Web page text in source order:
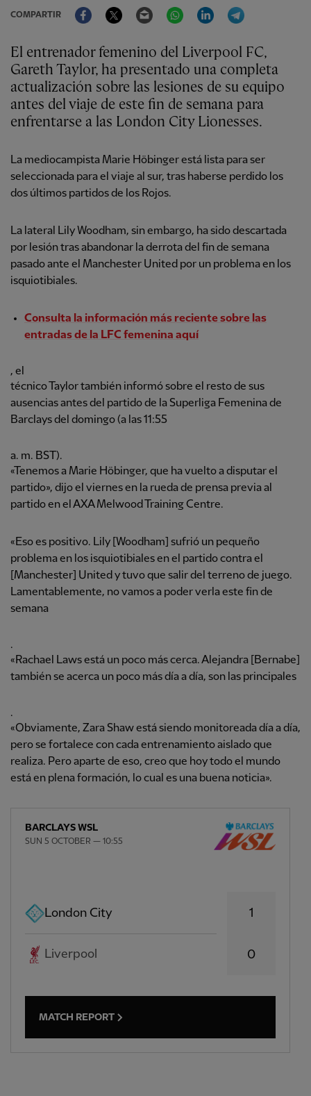
COMPARTIR
FacebookTwitter Email WhatsAppLinkedIn
El entrenador femenino del Liverpool FC,
Gareth Taylor, ha presentado una completa
actualización sobre las lesiones de su equipo
antes del viaje de este fin de semana para
enfrentarse a las London City Lionesses.
La mediocampista Marie Höbinger está lista para ser
seleccionada para el viaje al sur, tras haberse perdido los
dos últimos partidos de los Rojos.
La lateral Lily Woodham, sin embargo, ha sido descartada
por lesión tras abandonar la derrota del fin de semana
pasado ante el Manchester United por un problema en los
isquiotibiales.
Consulta la información más reciente sobre las
entradas de la LFC femenina aquí
, el
técnico Taylor también informó sobre el resto de sus
ausencias antes del partido de la Superliga Femenina de
Barclays del domingo (a las 11:55
a. m. BST).
«Tenemos a Marie Höbinger, que ha vuelto a disputar el
partido», dijo el viernes en la rueda de prensa previa al
partido en el AXA Melwood Training Centre.
«Eso es positivo. Lily [Woodham] sufrió un pequeño
problema en los isquiotibiales en el partido contra el
[Manchester] United y tuvo que salir del terreno de juego.
Lamentablemente, no vamos a poder verla este fin de
semana
.
«Rachael Laws está un poco más cerca. Alejandra [Bernabe]
también se acerca un poco más día a día, son las principales
.
«Obviamente, Zara Shaw está siendo monitoreada día a día,
pero se fortalece con cada entrenamiento aislado que
realiza. Pero aparte de eso, creo que hoy todo el mundo
está en plena formación, lo cual es una buena noticia».
BARCLAYS WSL
SUN 5 OCTOBER — 10:55
London City
Liverpool
1
0
MATCH REPORT